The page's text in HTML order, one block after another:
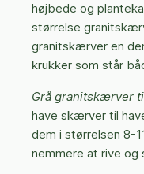
højbede og
størrelse
granitskærver en
krukker som står
Grå granitskærver
have skærver til
dem i størrelsen 8-
nemmere at rive og